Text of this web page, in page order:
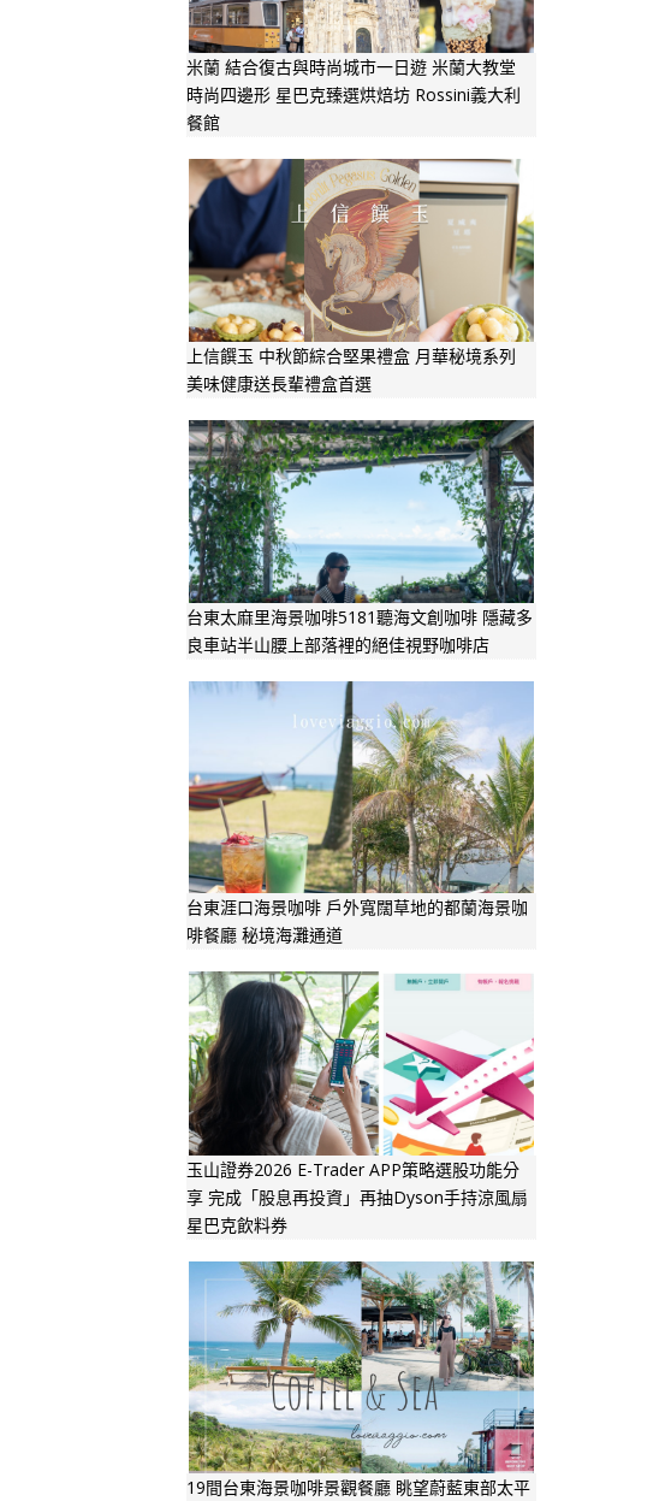
米蘭 結合復古與時尚城市一日遊 米蘭大教堂
時尚四邊形 星巴克臻選烘焙坊 Rossini義大利
餐館
上信饌玉 中秋節綜合堅果禮盒 月華秘境系列
美味健康送長輩禮盒首選
台東太麻里海景咖啡5181聽海文創咖啡 隱藏多
良車站半山腰上部落裡的絕佳視野咖啡店
台東涯口海景咖啡 戶外寬闊草地的都蘭海景咖
啡餐廳 秘境海灘通道
玉山證券2026 E-Trader APP策略選股功能分
享 完成「股息再投資」再抽Dyson手持涼風扇
星巴克飲料券
19間台東海景咖啡景觀餐廳 眺望蔚藍東部太平